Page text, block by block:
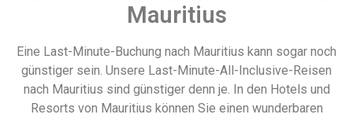
Mauritius
Eine Last-Minute-Buchung nach Mauritius kann sogar noch
günstiger sein. Unsere Last-Minute-All-Inclusive-Reisen
nach Mauritius sind günstiger denn je. In den Hotels und
Resorts von Mauritius können Sie einen wunderbaren